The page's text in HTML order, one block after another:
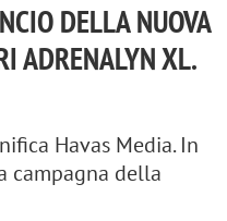
DELLA NUOVA
ADRENALYN XL.
Havas Media. In
campagna della